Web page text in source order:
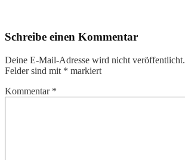
Schreibe einen Kommentar
Deine E-Mail-Adresse wird nicht veröffentlicht.
Felder sind mit * markiert
Kommentar *